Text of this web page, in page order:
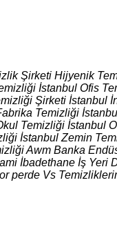
Şirketi Hijyenik
İstanbul Ofis
Şirketi İstanbul
Temizliği
Temizliği İstanbul
İstanbul Zemin
Awm Banka
İbadethane İş Yeri
perde Vs